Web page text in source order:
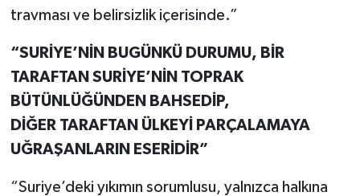
travması ve belirsizlik içerisinde.”
“SURİYE’NİN BUGÜNKÜ DURUMU, BİR
TARAFTAN SURİYE’NİN TOPRAK
BÜTÜNLÜĞÜNDEN BAHSEDİP,
DİĞER TARAFTAN ÜLKEYİ PARÇALAMAYA
UĞRAŞANLARIN ESERİDİR”
“Suriye’deki yıkımın sorumlusu, yalnızca halkına